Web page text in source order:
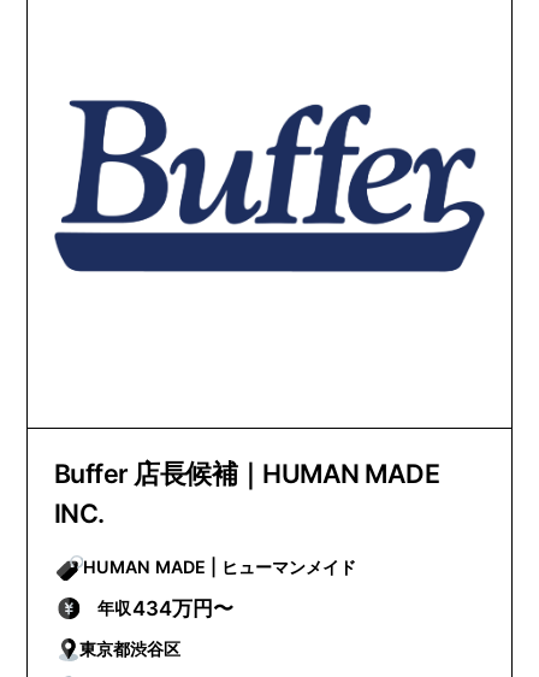
Buffer 店長候補｜HUMAN MADE
INC.
HUMAN MADE | ヒューマンメイド
年収434万円〜
東京都渋谷区